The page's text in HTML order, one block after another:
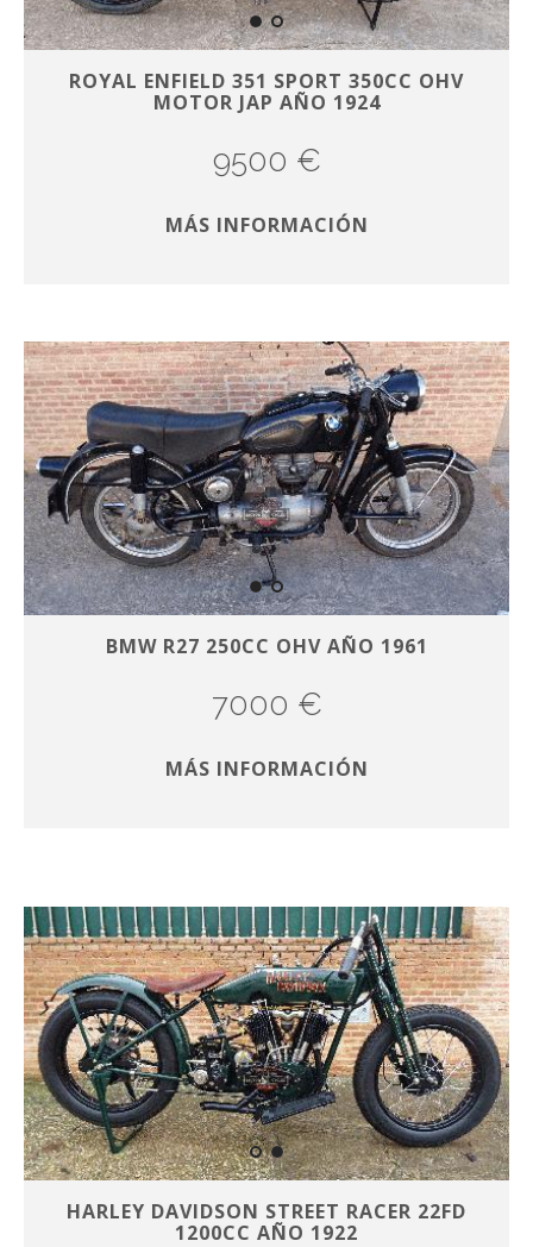
ROYAL ENFIELD 351 SPORT 350CC OHV
MOTOR JAP AÑO 1924
9500 €
MÁS INFORMACIÓN
BMW R27 250CC OHV AÑO 1961
7000 €
MÁS INFORMACIÓN
HARLEY DAVIDSON STREET RACER 22FD
1200CC AÑO 1922